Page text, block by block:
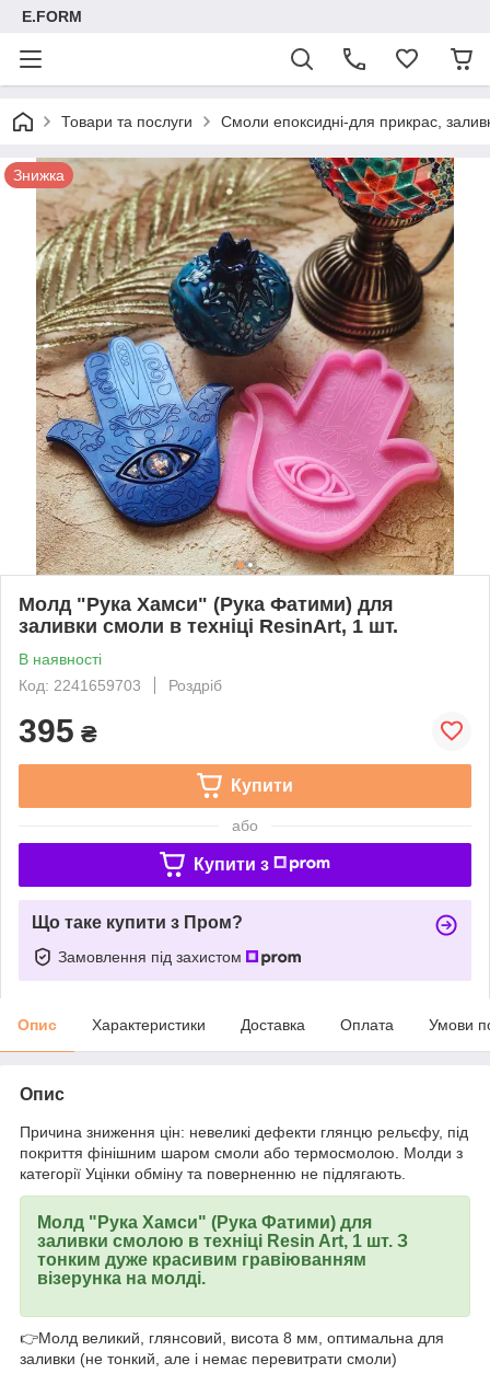
E.FORM
Товари та послуги Смоли епоксидні-для прикрас,
Знижка
Молд "Рука Хамси" (Рука Фатими) для
заливки смоли в техніці ResinArt, 1 шт.
В наявності
Код: 2241659703
Роздріб
395 ₴
Купити
або
Купити з
Що таке купити з Пром?
Замовлення під захистом
Опис Характеристики Доставка Оплата Умови
Опис
Причина зниження цін: невеликі дефекти глянцю рельєфу, під
покриття фінішним шаром смоли або термосмолою. Молди з
категорії Уцінки обміну та поверненню не підлягають.
Молд "Рука Хамси" (Рука Фатими) для
заливки смолою в техніці Resin Art, 1 шт. З
тонким дуже красивим гравіюванням
візерунка на молді.
👉Молд великий, глянсовий, висота 8 мм, оптимальна для
заливки (не тонкий, але і немає перевитрати смоли)